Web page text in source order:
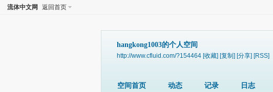
流体中文网 返回首页
hangkong1003的个人空间
http://www.cfluid.com/?154464 [收藏] [复制] [分享] [RSS]
空间首页 动态 记录 日志